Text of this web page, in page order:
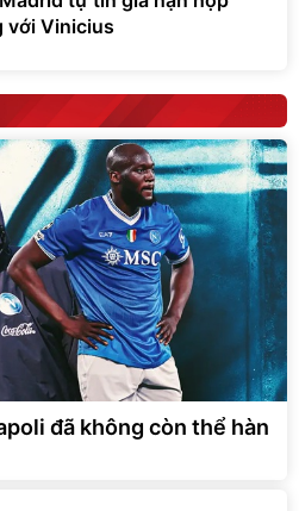
với Vinicius
đã không còn thể hàn